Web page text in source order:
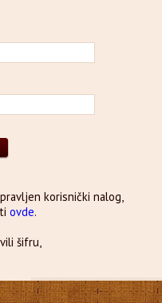
korisnički nalog,
ovde.
šifru,